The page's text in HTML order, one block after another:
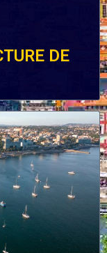
DE